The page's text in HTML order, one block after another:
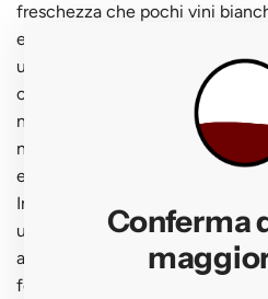
freschezza che pochi vini
eguagliare. Federspiel — che
usato nella falconeria, simbolo
categoria dei vini più immediati:
naso offre limone, pesca
nota petroliosa elegante che è
evoluto.
In bocca è fresco, sapido e di
un'acidità vivace e un finale
abbinare a frutti di mare,
formaggi a pasta molle. Servire
Conferma